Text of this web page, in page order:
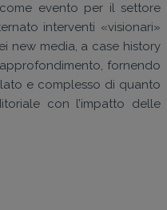
evento per il settore
interventi «visionari»
new media, a case history
fornendo
e complesso di quanto
con l’impatto delle